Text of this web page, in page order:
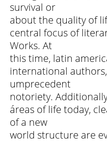
survival or
about the quality of
central focus of
Works. At
this time, latin
international
umprecedent
notoriety.
áreas of life today,
of a new
world structure are